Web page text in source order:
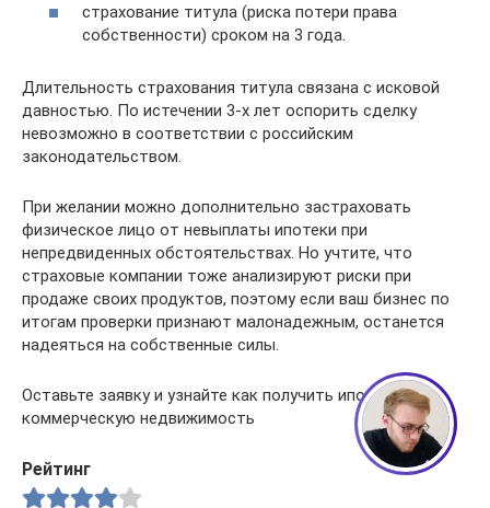
страхование титула (риска потери права
собственности) сроком на 3 года.
Длительность страхования титула связана с исковой
давностью. По истечении 3-х лет оспорить сделку
невозможно в соответствии с российским
законодательством.
При желании можно дополнительно застраховать
физическое лицо от невыплаты ипотеки при
непредвиденных обстоятельствах. Но учтите, что
страховые компании тоже анализируют риски при
продаже своих продуктов, поэтому если ваш бизнес по
итогам проверки признают малонадежным, останется
надеяться на собственные силы.
Оставьте заявку и узнайте как получить ипотеку на
коммерческую недвижимость
Рейтинг
1
Здравствуйте! Я дежурный юрист-
консультант сайта, Сергей Юрьевич